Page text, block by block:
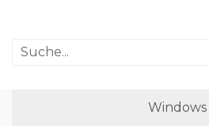
Windows